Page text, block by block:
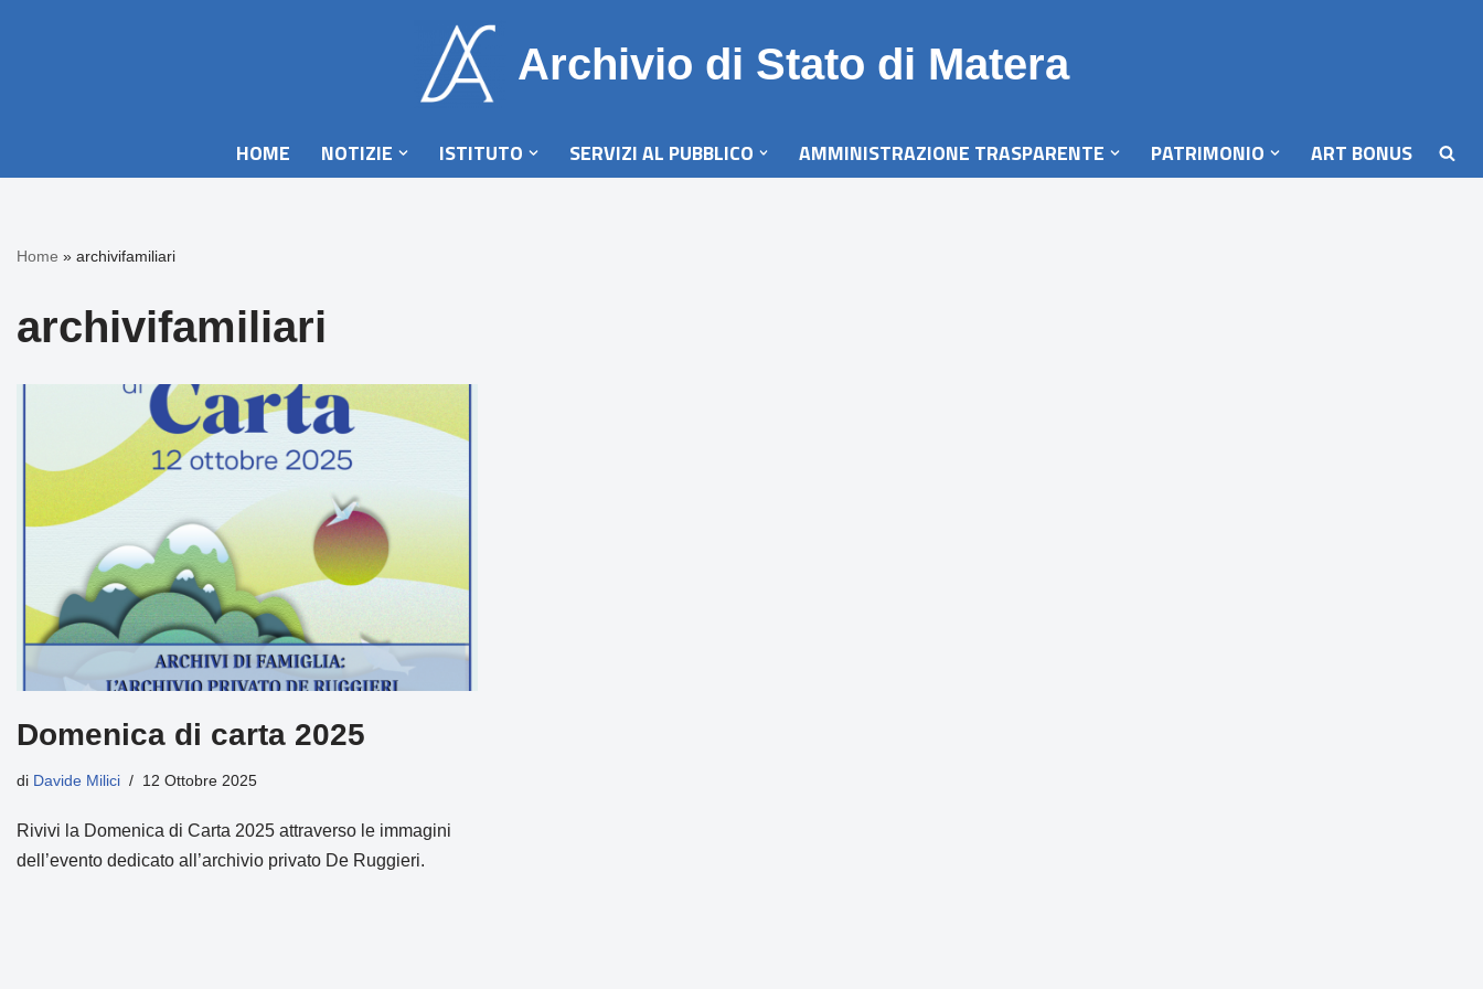
Archivio di Stato di Matera
HOME NOTIZIE ISTITUTO SERVIZI AL PUBBLICO AMMINISTRAZIONE TRASPARENTE PATRIMONIO ART BONUS
Home » archivifamiliari
archivifamiliari
Domenica di carta 2025
di Davide Milici 12 Ottobre 2025
Rivivi la Domenica di Carta 2025 attraverso le immagini
dell’evento dedicato all’archivio privato De Ruggieri.